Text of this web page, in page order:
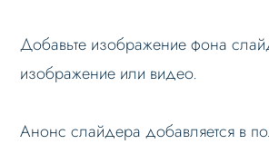
Лендинги и посадочные
Проблемы и решения
Добавьте изображение фона
изображение или видео.
Анонс слайдера добавляется в